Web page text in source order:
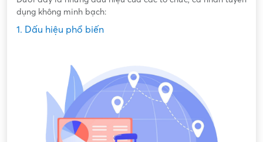
dụng không minh bạch:
1. Dấu hiệu phổ biến